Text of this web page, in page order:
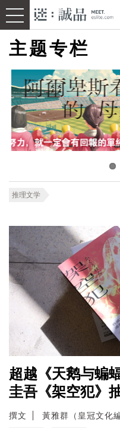
主题专栏
推理文学
超越《天鹅与蝙
圭吾《架空犯》
撰文 黃雅群（皇冠文化